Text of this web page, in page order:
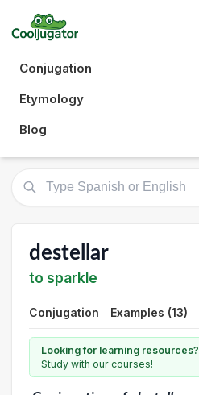
Conjugation
Etymology
Blog
destellar
to sparkle
Conjugation Examples (13)
Looking for learning resources?
Study with our courses!